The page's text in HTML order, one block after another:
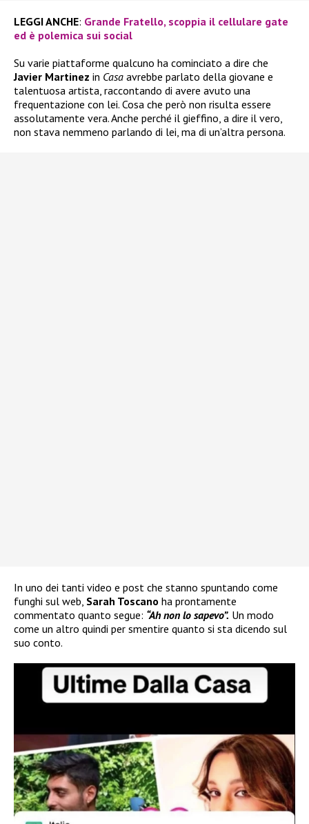
LEGGI ANCHE: Grande Fratello, scoppia il cellulare gate
ed è polemica sui social
Su varie piattaforme qualcuno ha cominciato a dire che
Javier Martinez in Casa avrebbe parlato della giovane e
talentuosa artista, raccontando di avere avuto una
frequentazione con lei. Cosa che però non risulta essere
assolutamente vera. Anche perché il gieffino, a dire il vero,
non stava nemmeno parlando di lei, ma di un’altra persona.
In uno dei tanti video e post che stanno spuntando come
funghi sul web, Sarah Toscano ha prontamente
commentato quanto segue: “Ah non lo sapevo”. Un modo
come un altro quindi per smentire quanto si sta dicendo sul
suo conto.